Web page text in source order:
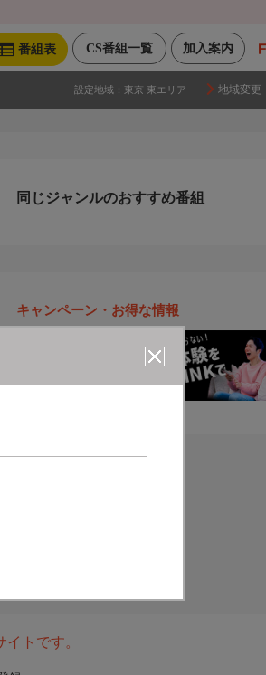
加入案内
CS番組一覧
番組表
設定地域： 東京 東エリア 地域変更
同じジャンルのおすすめ番組
キャンペーン・お得な情報
トです。